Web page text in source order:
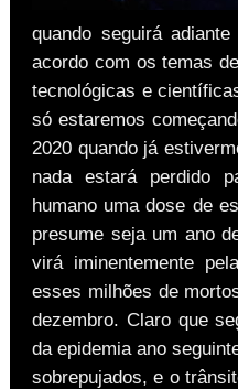
quando seguirá
acordo com os temas
tecnológicas e
só estaremos
2020 quando já
nada estará perdido
humano uma dose de
presume seja um ano
virá iminentemente
esses milhões de
dezembro. Claro que
da epidemia ano
sobrepujados, e o